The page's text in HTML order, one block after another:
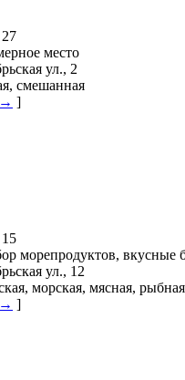
27
место
ул., 2
смешанная
]
15
морепродуктов, вкусные
ул., 12
морская, мясная,
]